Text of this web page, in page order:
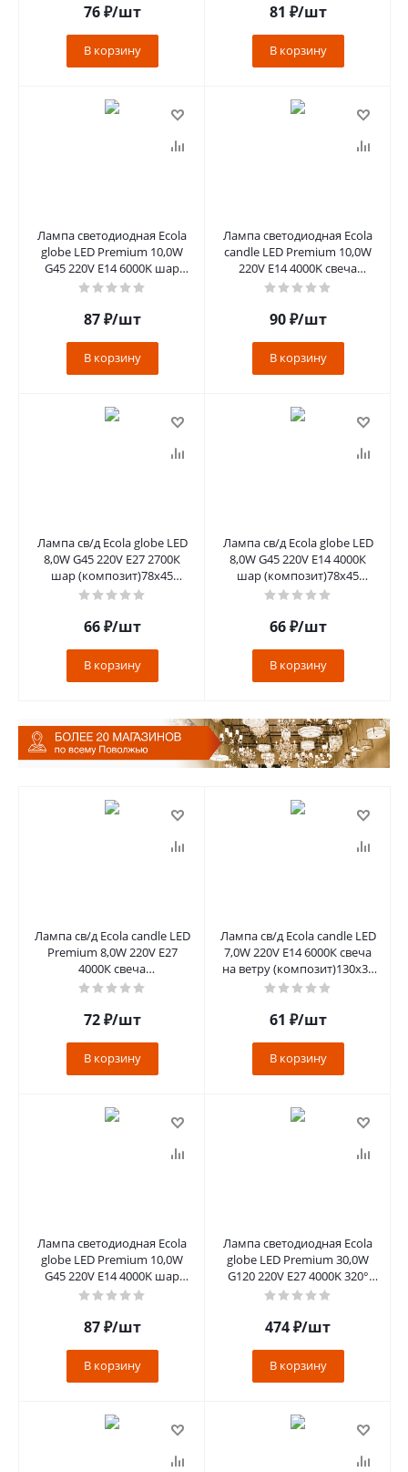
76₽/шт
В корзину
81 ₽/шт
В корзину
Лампа светодиодная Ecola
globe LED Premium 10,0W
G45 220V E14 6000K шар
(композит) 82x45 [K4QD10
87₽/шт
В корзину
Лампа светодиодная Ecola
candle LED Premium 10,0W
220V E14 4000K свеча
(композит) 100x37
90₽/шт
В корзину
Лампа св/д Ecola globe LED
8,0W G45 220V Е27 2700К
шар (композит)78х45
K7GW80ELC
66₽/шт
В корзину
Лампа св/д Ecola globe LED
8,0W G45 220V Е14 4000К
шар (композит)78х45
K4GV80ELC
66₽/шт
В корзину
Лампа св/д Ecola candle LED
Premium 8,0W 220V Е27
4000К свеча
(композит)100x37
72₽/шт
В корзину
Лампа св/д Ecola candle LED
7,0W 220V Е14 6000К свеча
на ветру (композит)130x37
C4YD70ELC
61 ₽/шт
В корзину
Лампа светодиодная Ecola
globe LED Premium 10,0W
G45 220V E14 4000K шар
(композит) 82x45 [K4QV10
87₽/шт
В корзину
Лампа светодиодная Ecola
globe LED Premium 30,0W
G120 220V E27 4000K 320°
шар (композит) 170x120
474₽/шт
В корзину